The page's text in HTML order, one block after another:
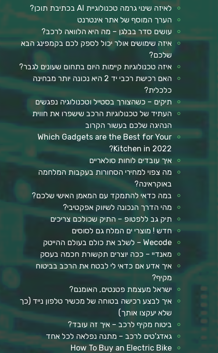
לאיזה שינוי גרמה טכנולוגיית AI בכתיבת תוכן?
הערך המוסף של אתר אינטרנט
עושים סדר בבלגן – מה היא הלוואה לרכב?
איזה שימושים אולר יכול לספק לכם בקמפינג הבא
שלכם?
איזה טכנולוגיות קיימות היום בתחום שעונים לגבר?
האם רכישת רכבי יד 2 היא נכונה יותר מבחינה
כלכלית?
תיקים – כשהצורך בסטייל וטכנולוגיה נפגשים
העתיד של טכנולוגיות הרכב שישפרו את חווית
הנהיגה שלכם בעשור הקרוב
Which Gadgets are the Best for Your
Kitchen in 2022?
איך עובדים לוחות סולאריים
מה צפוי למחירי הסחורות בעקבות המלחמה
באוקראינה?
במה כדאי להתמקד עם המאמן האישי שלכם?
מהי הדרך הנכונה לשיווק אפקטיבי?
תיק גב ללפטופ – התיק שכולכם צריכים
חדש ! מוצרי ים המלח גם לסוסים
Wecode – לשלב את כולם בעולם ההייטק
מאנדיי – ככה יוצרים תקשורת חכמה בעסק
איך אדע אם כדאי לי לבטח את הרכב בביטוח
מקיף?
ישראל מעצמת פטנטים, האומנם?
איך לבצע רכישה בטוחה של מכשיר טלפון נייד (כך
שלא יעקצו אותך)
ביטוח מקיף לרכב – איך זה עובד?
גאדג'טים לרכב – מתנה נפלאה לכל אחד
How To Buy an Electric Bike